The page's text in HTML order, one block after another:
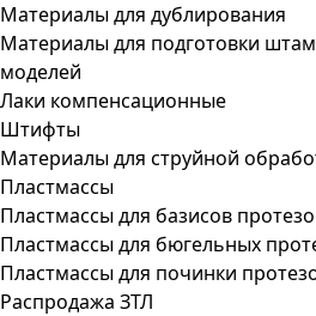
Материалы для дублирования
Материалы для подготовки
моделей
Лаки компенсационные
Штифты
Материалы для струйной
Пластмассы
Пластмассы для базисов
Пластмассы для бюгельных
Пластмассы для починки
Распродажа ЗТЛ